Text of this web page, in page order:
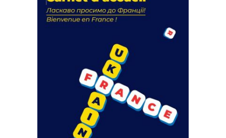
18 septembre 2023
105152 Total 0 Votes 0 0 Aidez-nous à